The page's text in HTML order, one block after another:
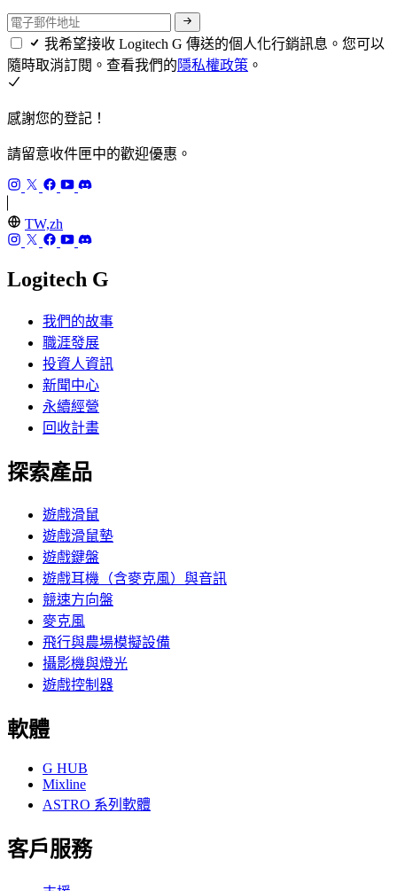
我希望接收 Logitech G 傳送的個人化行銷訊息。您可以
隨時取消訂閱。查看我們的隱私權政策 。
感謝您的登記！
請留意收件匣中的歡迎優惠。
TW,zh
Logitech G
我們的故事
職涯發展
投資人資訊
新聞中心
永續經營
回收計畫
探索產品
遊戲滑鼠
遊戲滑鼠墊
遊戲鍵盤
遊戲耳機（含麥克風）與音訊
競速方向盤
麥克風
飛行與農場模擬設備
攝影機與燈光
遊戲控制器
軟體
G HUB
Mixline
ASTRO 系列軟體
客戶服務